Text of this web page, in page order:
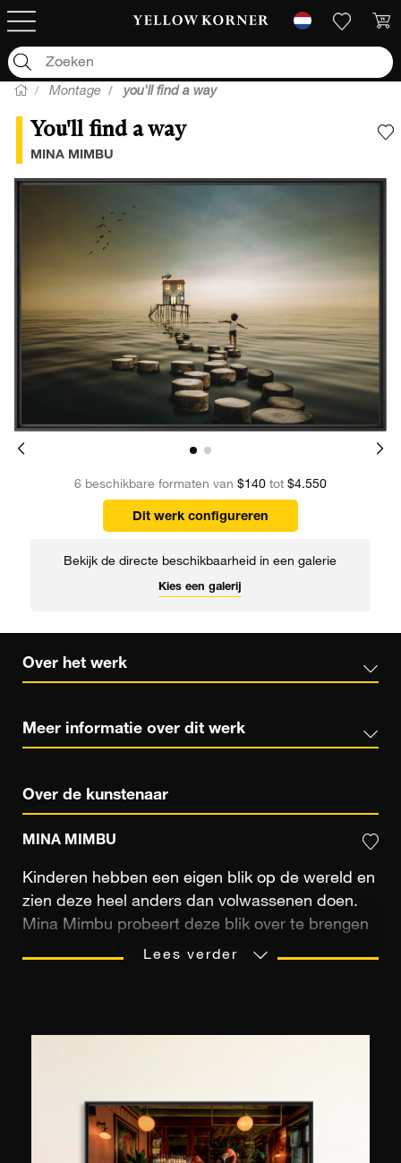
Montage you'll find a way
You'll find a way
MINA MIMBU
6 beschikbare formaten van $140 tot $4.550
Dit werk configureren
Bekijk de directe beschikbaarheid in een galerie
Kies een galerij
Over het werk
Meer informatie over dit werk
Over de kunstenaar
MINA MIMBU
Kinderen hebben een eigen blik op de wereld en
zien deze heel anders dan volwassenen doen.
Mina Mimbu probeert deze blik over te brengen
met haar camera en geeft haar kleurrijke
Lees verder